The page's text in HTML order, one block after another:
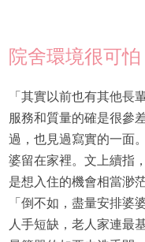
院舍環境很可
「其實以前也有其他長
服務和質量的確是很參
過，也見過寫實的一面
婆留在家裡。文上續指
是想入住的機會相當渺
「倒不如，盡量安排婆
人手短缺，老人家連最